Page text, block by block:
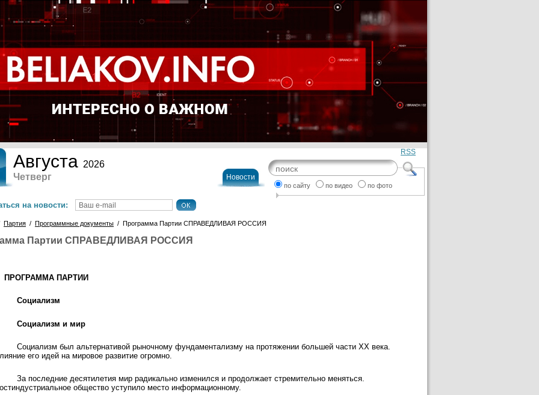
RSS
на новости:
Августа 2026
Четверг
Новости
по сайту по видео по фото
Партия / Программные документы / Программа Партии СПРАВЕДЛИВАЯ РОССИЯ
Партии СПРАВЕДЛИВАЯ РОССИЯ
ПРОГРАММА ПАРТИИ
Социализм
Социализм и мир
Социализм был альтернативой рыночному фундаментализму на протяжении большей части XX века.
его идей на мировое развитие огромно.
За последние десятилетия мир радикально изменился и продолжает стремительно меняться.
общество уступило место информационному.